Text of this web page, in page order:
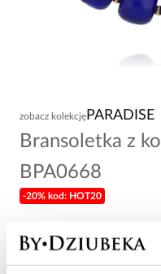
zobacz kolekcję PARADISE
Bransoletka z
BPA0668
-20% kod: HOT20
74,00 zł